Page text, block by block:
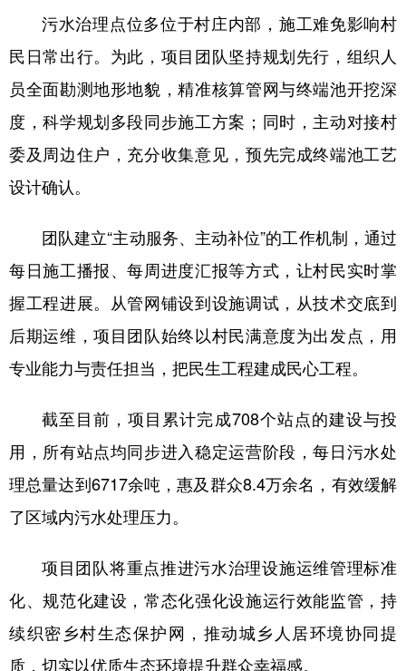
污水治理点位多位于村庄内部，施工难免影响村
民日常出行。为此，项目团队坚持规划先行，组织人
员全面勘测地形地貌，精准核算管网与终端池开挖深
度，科学规划多段同步施工方案；同时，主动对接村
委及周边住户，充分收集意见，预先完成终端池工艺
设计确认。
团队建立“主动服务、主动补位”的工作机制，通过
每日施工播报、每周进度汇报等方式，让村民实时掌
握工程进展。从管网铺设到设施调试，从技术交底到
后期运维，项目团队始终以村民满意度为出发点，用
专业能力与责任担当，把民生工程建成民心工程。
截至目前，项目累计完成708个站点的建设与投
用，所有站点均同步进入稳定运营阶段，每日污水处
理总量达到6717余吨，惠及群众8.4万余名，有效缓解
了区域内污水处理压力。
项目团队将重点推进污水治理设施运维管理标准
化、规范化建设，常态化强化设施运行效能监管，持
续织密乡村生态保护网，推动城乡人居环境协同提
质，切实以优质生态环境提升群众幸福感。